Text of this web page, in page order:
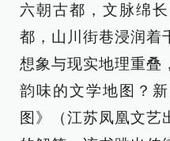
六朝古都，文脉绵
都，山川街巷浸润着
想象与现实地理重叠
韵味的文学地图？
图》（江苏凤凰文艺